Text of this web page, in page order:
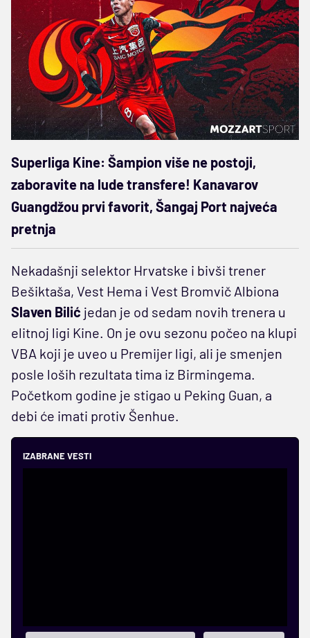
Superliga Kine: Šampion više ne postoji,
zaboravite na lude transfere! Kanavarov
Guangdžou prvi favorit, Šangaj Port najveća
pretnja
Nekadašnji selektor Hrvatske i bivši trener
Bešiktaša, Vest Hema i Vest Bromvič Albiona
Slaven Bilić jedan je od sedam novih trenera u
elitnoj ligi Kine. On je ovu sezonu počeo na klupi
VBA koji je uveo u Premijer ligi, ali je smenjen
posle loših rezultata tima iz Birmingema.
Početkom godine je stigao u Peking Guan, a
debi će imati protiv Šenhue.
IZABRANE VESTI